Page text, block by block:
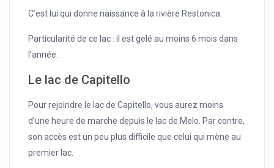
C’est lui qui donne naissance à la rivière Restonica.
Particularité de ce lac : il est gelé au moins 6 mois dans
l’année.
Le lac de Capitello
Pour rejoindre le lac de Capitello, vous aurez moins
d’une heure de marche depuis le lac de Melo. Par contre,
son accès est un peu plus difficile que celui qui mène au
premier lac.